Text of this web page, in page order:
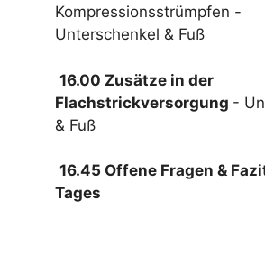
Kompressionsstrümpfen -
Unterschenkel & Fuß
16.00 Zusätze in der
Flachstrickversorgung -
&
16.45 Offene Fragen &
Tages